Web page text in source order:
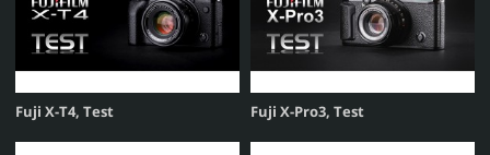
Fuji X-T4, Test Fuji X-Pro3, Test